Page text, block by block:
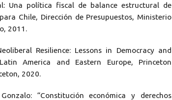
Una política fiscal de balance estructural de
Chile, Dirección de Presupuestos, Ministerio
2011.
Resilience: Lessons in Democracy and
America and Eastern Europe, Princeton
2020.
Gonzalo: “Constitución económica y derechos